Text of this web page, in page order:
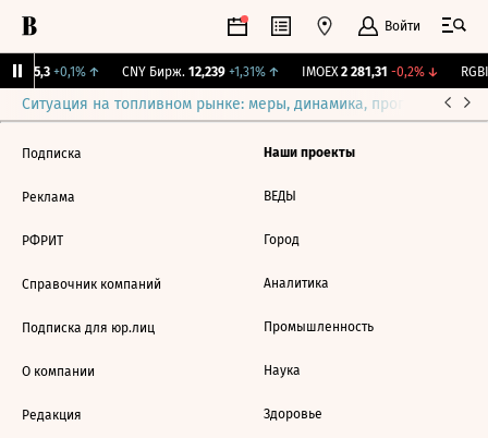
Войти
115,3 +0,1%↑ CNY Бирж. 12,239 +1,31%↑ IMOEX 2 281,31 -0,2%↓
Ситуация на топливном рынке: меры, динамика, прогнозы
Подписка
Реклама
РФРИТ
Справочник компаний
Подписка для юр.лиц
О компании
Редакция
Наши проекты
ВЕДЫ
Город
Аналитика
Промышленность
Наука
Здоровье